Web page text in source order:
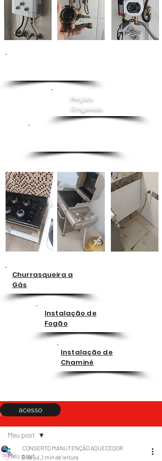
Peças
Originais
Churrasqueira a
Gás
Instalação de
Fogão
Instalação de
Chaminé
Post
Meu post
Meu post
CONSERTO MANUTENÇÃO AQUECEDOR
5 de jul. 1 min de leitura
acesso